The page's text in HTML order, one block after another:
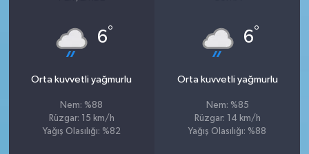
6°
Orta kuvvetli yağmurlu
Nem: %88
Rüzgar: 15 km/h
Yağış Olasılığı: %82
6°
Orta kuvvetli yağmurlu
Nem: %85
Rüzgar: 14 km/h
Yağış Olasılığı: %88